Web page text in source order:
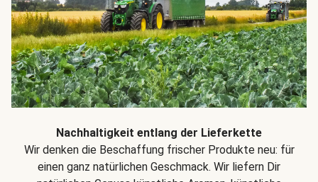
Nachhaltigkeit entlang der Lieferkette
Wir denken die Beschaffung frischer Produkte neu: für
einen ganz natürlichen Geschmack. Wir liefern Dir